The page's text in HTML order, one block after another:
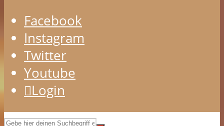
Facebook
Instagram
Twitter
Youtube
Login